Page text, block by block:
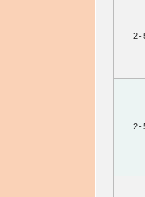
2-
2-